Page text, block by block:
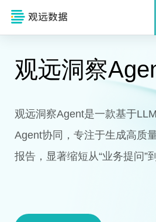
观远洞察
观远洞察Agent是一款基于
Agent协同，专注于生成高质
报告，显著缩短从“业务提问”